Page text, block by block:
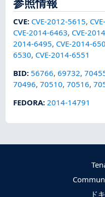
CVE: CVE-2012-5615,
CVE-2014-6463, CVE-
2014-6495, CVE-2014-
6530, CVE-2014-6551
BID: 56766,69732,
70496,70510,70516,
FEDORA:2014-14791
ド